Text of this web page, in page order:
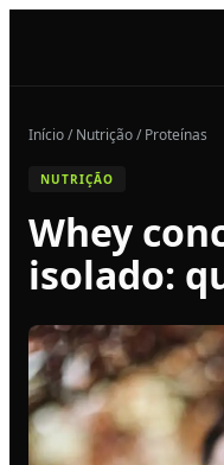
Início / Nutrição / Proteínas
NUTRIÇÃO
Whey
isolado: